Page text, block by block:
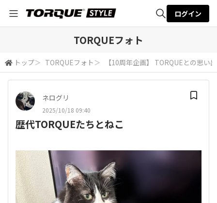
検索
ログイン
TORQUEフォト
トップ＞ TORQUEフォト ＞ 【10周年企画】 TORQUEとの思い出
ネログリ
2025/10/18 09:40
歴代TORQUEたちとねこ